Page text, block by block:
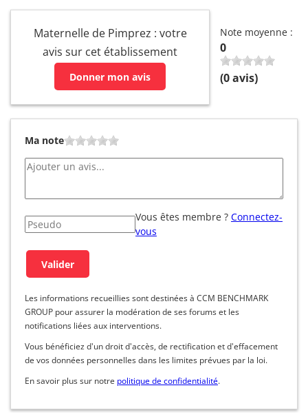
Maternelle de Pimprez : votre
avis sur cet établissement
Donner mon avis
Note moyenne :
0
(0avis)
Ma note
Vous êtes membre ? Connectez-
vous
Les informations recueillies sont destinées à CCM BENCHMARK
GROUP pour assurer la modération de ses forums et les
notifications liées aux interventions.
Vous bénéficiez d'un droit d'accès, de rectification et d'effacement
de vos données personnelles dans les limites prévues par la loi.
En savoir plus sur notre politique de confidentialité.